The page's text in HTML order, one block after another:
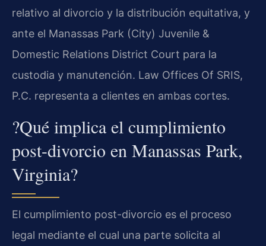
relativo al divorcio y la distribución equitativa, y
ante el Manassas Park (City) Juvenile &
Domestic Relations District Court para la
custodia y manutención. Law Offices Of SRIS,
P.C. representa a clientes en ambas cortes.
?Qué implica el cumplimiento
post-divorcio en Manassas Park,
Virginia?
El cumplimiento post-divorcio es el proceso
legal mediante el cual una parte solicita al